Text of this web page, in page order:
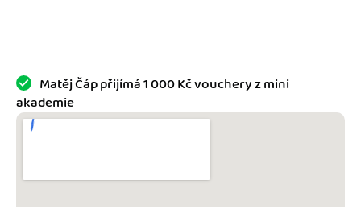
Matěj Čáp přijímá 1 000 Kč vouchery z mini
akademie